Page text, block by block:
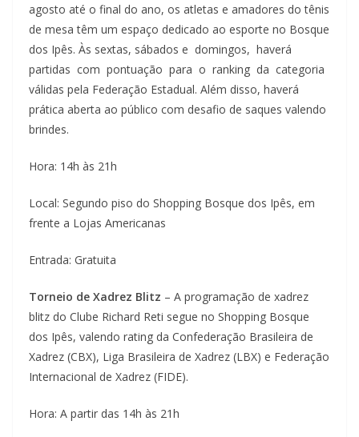
agosto até o final do ano, os atletas e amadores do tênis
de mesa têm um espaço dedicado ao esporte no Bosque
dos Ipês. Às sextas, sábados e domingos, haverá
partidas com pontuação para o ranking da categoria
válidas pela Federação Estadual. Além disso, haverá
prática aberta ao público com desafio de saques valendo
brindes.
Hora: 14h às 21h
Local: Segundo piso do Shopping Bosque dos Ipês, em
frente a Lojas Americanas
Entrada: Gratuita
Torneio de Xadrez Blitz – A programação de xadrez
blitz do Clube Richard Reti segue no Shopping Bosque
dos Ipês, valendo rating da Confederação Brasileira de
Xadrez (CBX), Liga Brasileira de Xadrez (LBX) e Federação
Internacional de Xadrez (FIDE).
Hora: A partir das 14h às 21h